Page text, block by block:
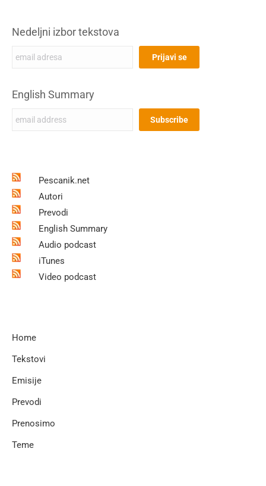
Nedeljni izbor tekstova
English Summary
Pescanik.net
Autori
Prevodi
English Summary
Audio podcast
iTunes
Video podcast
Home
Tekstovi
Emisije
Prevodi
Prenosimo
Teme